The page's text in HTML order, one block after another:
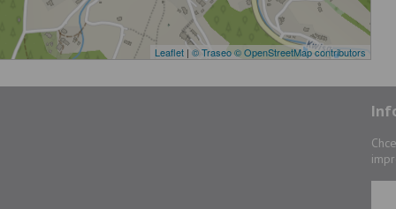
Leaflet | © Traseo© OpenStreetMap contributors